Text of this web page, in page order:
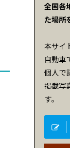
全国各
た場所
本サイ
自動車
個人で
掲載写
す。